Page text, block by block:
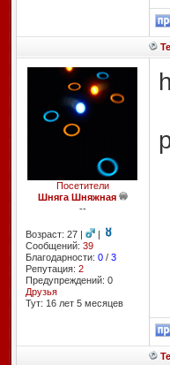
Посетители
Шняга Шняжная
--
Возраст: 27 |
|
Сообщений: 39
Благодарности: 0/ 3
Репутация: 2
Предупреждений: 0
Друзья
Тут: 16 лет 5 месяцев